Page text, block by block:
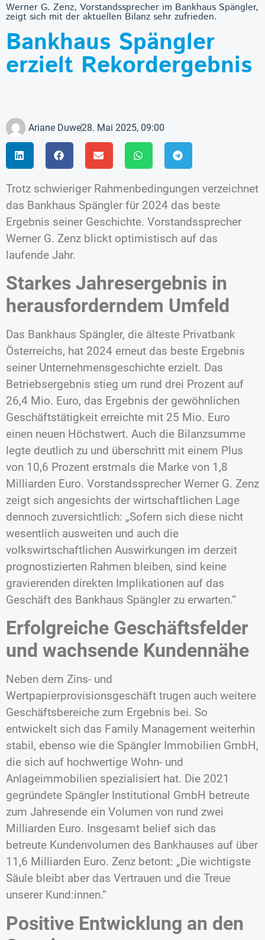
Werner G. Zenz, Vorstandssprecher im Bankhaus Spängler,
zeigt sich mit der aktuellen Bilanz sehr zufrieden.
Bankhaus Spängler
erzielt Rekordergebnis
Ariane Duwe28. Mai 2025, 09:00
Trotz schwieriger Rahmenbedingungen verzeichnet
das Bankhaus Spängler für 2024 das beste
Ergebnis seiner Geschichte. Vorstandssprecher
Werner G. Zenz blickt optimistisch auf das
laufende Jahr.
Starkes Jahresergebnis in
herausforderndem Umfeld
Das Bankhaus Spängler, die älteste Privatbank
Österreichs, hat 2024 erneut das beste Ergebnis
seiner Unternehmensgeschichte erzielt. Das
Betriebsergebnis stieg um rund drei Prozent auf
26,4 Mio. Euro, das Ergebnis der gewöhnlichen
Geschäftstätigkeit erreichte mit 25 Mio. Euro
einen neuen Höchstwert. Auch die Bilanzsumme
legte deutlich zu und überschritt mit einem Plus
von 10,6 Prozent erstmals die Marke von 1,8
Milliarden Euro. Vorstandssprecher Werner G. Zenz
zeigt sich angesichts der wirtschaftlichen Lage
dennoch zuversichtlich: „Sofern sich diese nicht
wesentlich ausweiten und auch die
volkswirtschaftlichen Auswirkungen im derzeit
prognostizierten Rahmen bleiben, sind keine
gravierenden direkten Implikationen auf das
Geschäft des Bankhaus Spängler zu erwarten.“
Erfolgreiche Geschäftsfelder
und wachsende Kundennähe
Neben dem Zins- und
Wertpapierprovisionsgeschäft trugen auch weitere
Geschäftsbereiche zum Ergebnis bei. So
entwickelt sich das Family Management weiterhin
stabil, ebenso wie die Spängler Immobilien GmbH,
die sich auf hochwertige Wohn- und
Anlageimmobilien spezialisiert hat. Die 2021
gegründete Spängler Institutional GmbH betreute
zum Jahresende ein Volumen von rund zwei
Milliarden Euro. Insgesamt belief sich das
betreute Kundenvolumen des Bankhauses auf über
11,6 Milliarden Euro. Zenz betont: „Die wichtigste
Säule bleibt aber das Vertrauen und die Treue
unserer Kund:innen.“
Positive Entwicklung an den